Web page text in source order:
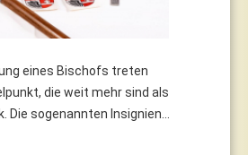
eines Bischofs treten
die weit mehr sind als
Die sogenannten Insignien...